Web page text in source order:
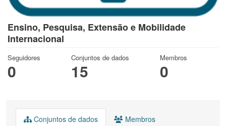
Ensino, Pesquisa, Extensão e Mobilidade
Internacional
Seguidores
0
Conjuntos de dados
15
Membros
0
Conjuntos de dados Membros